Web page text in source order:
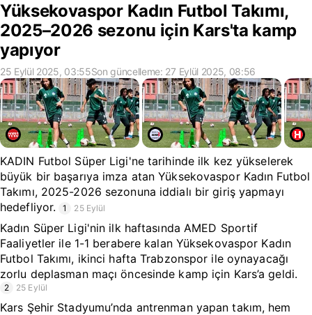
Yüksekovaspor Kadın Futbol Takımı,
2025–2026 sezonu için Kars'ta kamp
yapıyor
25 Eylül 2025, 03:55Son güncelleme: 27 Eylül 2025, 08:56
KADIN Futbol Süper Ligi'ne tarihinde ilk kez yükselerek
büyük bir başarıya imza atan Yüksekovaspor Kadın Futbol
Takımı, 2025-2026 sezonuna iddialı bir giriş yapmayı
hedefliyor.
1 25 Eylül
Kadın Süper Ligi'nin ilk haftasında AMED Sportif
Faaliyetler ile 1-1 berabere kalan Yüksekovaspor Kadın
Futbol Takımı, ikinci hafta Trabzonspor ile oynayacağı
zorlu deplasman maçı öncesinde kamp için Kars’a geldi.
2 25 Eylül
Kars Şehir Stadyumu’nda antrenman yapan takım, hem